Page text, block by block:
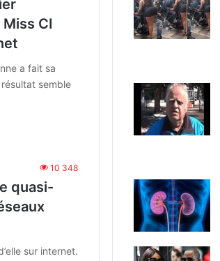
CI
a fait sa
semble
10 348
quasi-
sur internet.